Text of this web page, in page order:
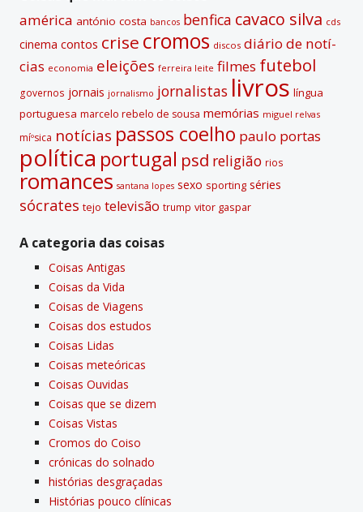
américa antónio costa bancos benfica cavaco silva cds
cinema contos crise cromos discos diário de notí­
cias economia eleições ferreira leite filmes futebol
governos jornais jornalismo jornalistas livros lí­ngua
portuguesa marcelo rebelo de sousa memórias miguel relvas
míºsica notí­cias passos coelho paulo portas
polí­tica portugal psd religião rios
romances santana lopes sexo sporting séries
sócrates tejo televisão trump vitor gaspar
A categoria das coisas
Coisas Antigas
Coisas da Vida
Coisas de Viagens
Coisas dos estudos
Coisas Lidas
Coisas meteóricas
Coisas Ouvidas
Coisas que se dizem
Coisas Vistas
Cromos do Coiso
crónicas do solnado
histórias desgraçadas
Histórias pouco clí­nicas